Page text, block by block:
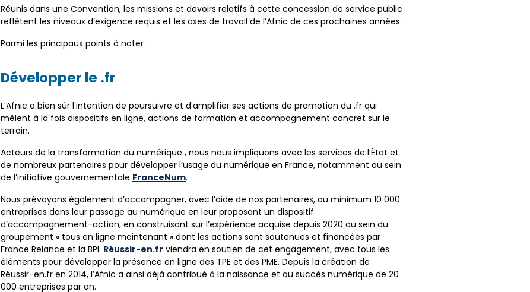
Réunis dans une Convention, les missions et devoirs relatifs à cette concession de service public
reflètent les niveaux d’exigence requis et les axes de travail de l’Afnic de ces prochaines années.
Parmi les principaux points à noter :
Développer le .fr
L’Afnic a bien sûr l’intention de poursuivre et d’amplifier ses actions de promotion du .fr qui
mêlent à la fois dispositifs en ligne, actions de formation et accompagnement concret sur le
terrain.
Acteurs de la transformation du numérique , nous nous impliquons avec les services de l’État et
de nombreux partenaires pour développer l’usage du numérique en France, notamment au sein
de l’initiative gouvernementale FranceNum.
Nous prévoyons également d’accompagner, avec l’aide de nos partenaires, au minimum 10 000
entreprises dans leur passage au numérique en leur proposant un dispositif
d’accompagnement-action, en construisant sur l’expérience acquise depuis 2020 au sein du
groupement « tous en ligne maintenant » dont les actions sont soutenues et financées par
France Relance et la BPI. Réussir-en.fr viendra en soutien de cet engagement, avec tous les
éléments pour développer la présence en ligne des TPE et des PME. Depuis la création de
Réussir-en.fr en 2014, l’Afnic a ainsi déjà contribué à la naissance et au succès numérique de 20
000 entreprises par an.